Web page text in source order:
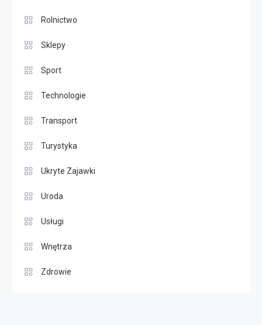
Rolnictwo
Sklepy
Sport
Technologie
Transport
Turystyka
Ukryte Zajawki
Uroda
Usługi
Wnętrza
Zdrowie